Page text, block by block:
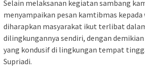
Selain melaksanan kegiatan sambang
menyampaikan pesan kamtibmas kepada
diharapkan masyarakat ikut terlibat
dilingkungannya sendiri, dengan
yang kondusif di lingkungan tempat
Supriadi.